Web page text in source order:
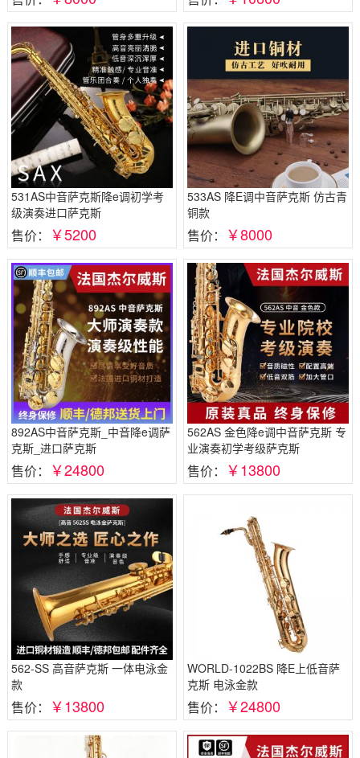
531AS中音萨克斯降e调初学考
级演奏进口萨克斯
售价： ￥5200
533AS 降E调中音萨克斯 仿古青
铜款
售价： ￥8000
892AS中音萨克斯_中音降e调萨
克斯_进口萨克斯
售价： ￥24800
562AS 金色降e调中音萨克斯 专
业演奏初学考级萨克斯
售价： ￥13800
562-SS 高音萨克斯 一体电泳金
款
售价： ￥13800
WORLD-1022BS 降E上低音萨
克斯 电泳金款
售价： ￥24800